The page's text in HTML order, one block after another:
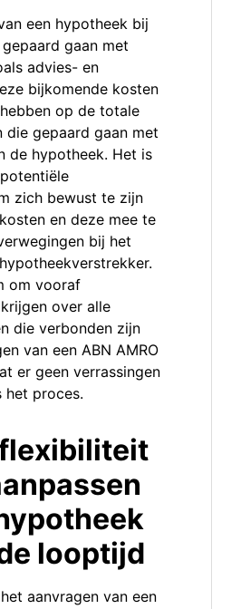
een hypotheek bij
gaan met
advies- en
bijkomende kosten
op de totale
die gepaard gaan met
de hypotheek. Het is
zich bewust te zijn
en deze mee te
bij het
om vooraf
over alle
die verbonden zijn
van een ABN AMRO
er geen verrassingen
het proces.
looptijd
aanvragen van een